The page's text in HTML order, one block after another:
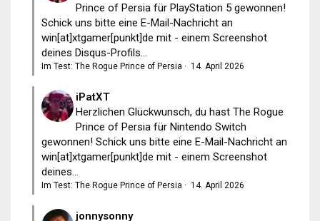
Prince of Persia für PlayStation 5 gewonnen!
Schick uns bitte eine E-Mail-Nachricht an
win[at]xtgamer[punkt]de mit - einem Screenshot
deines Disqus-Profils...
Im Test: The Rogue Prince of Persia · 14. April 2026
iPatXT
Herzlichen Glückwunsch, du hast The Rogue
Prince of Persia für Nintendo Switch
gewonnen! Schick uns bitte eine E-Mail-Nachricht an
win[at]xtgamer[punkt]de mit - einem Screenshot
deines...
Im Test: The Rogue Prince of Persia · 14. April 2026
jonnysonny